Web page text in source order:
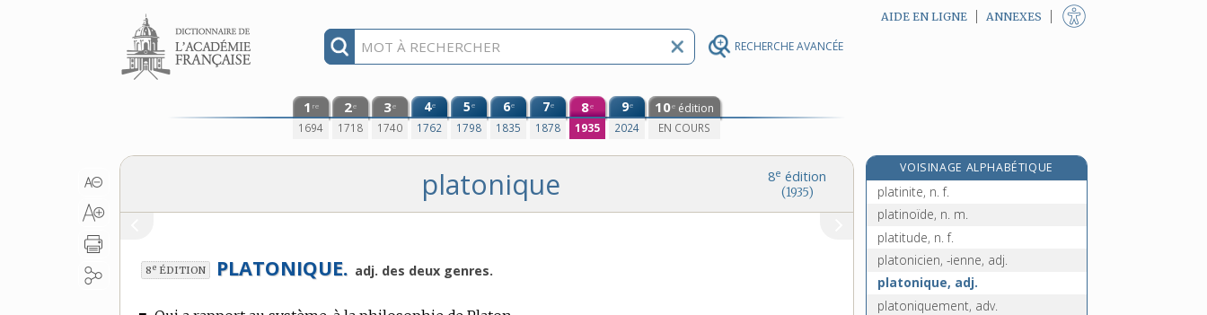
RECHERCHE AVANCÉE
Aller au contenu AIDE EN LIGNE ANNEXES
1 re
1694
2e
1718
3e
1740
4e
1762
5e
1798
6e
1835
7e
1878
8e
1935
9e
2024
10e édition
EN COURS
8e édition
(1935)
platonique
8e ÉDITION PLATONIQUE. adj. des deux genres.
VOISINAGE ALPHABÉTIQUE
platinifère, adj.
platinite, n. f.
platinoïde, n. m.
platitude, n. f.
platonicien, -ienne, adj.
platonique, adj.
platoniquement, adv.